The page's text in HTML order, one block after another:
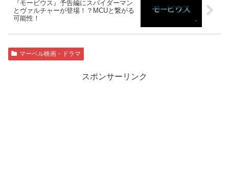
『モービウス』予告編にスパイダーマン
とヴァルチャーが登場！？MCUと繋がる
可能性！
マーベル映画・ドラマ
スポンサーリンク